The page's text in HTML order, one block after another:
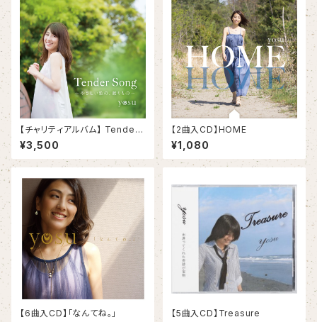
【チャリティアルバム】 Tender
Song〜 優しい歌の、贈りもの
〜
¥3,500
【2曲入CD】HOME
¥1,080
【6曲入CD】「なんてね。」 【5曲入CD】Treasure